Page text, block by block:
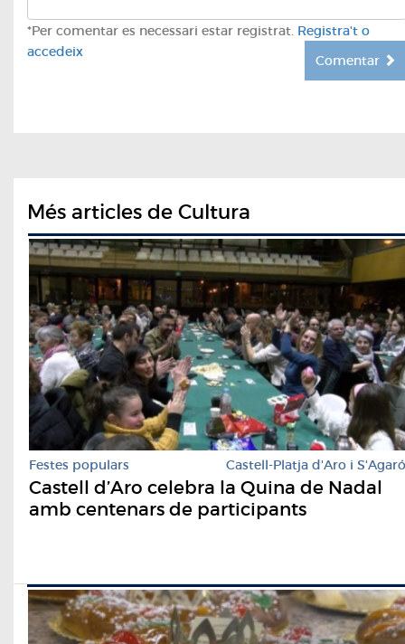
*Per comentar es necessari estar registrat. Registra't o
accedeix
Comentar
Més articles de Cultura
Festes populars Castell-Platja d'Aro i S'Agaró
Castell d’Aro celebra la Quina de Nadal
amb centenars de participants